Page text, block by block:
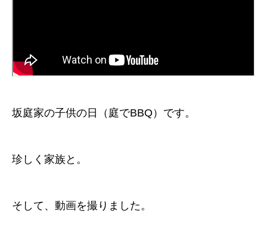
坂庭家の子供の日（庭でBBQ）です。
珍しく家族と。
そして、動画を撮りました。